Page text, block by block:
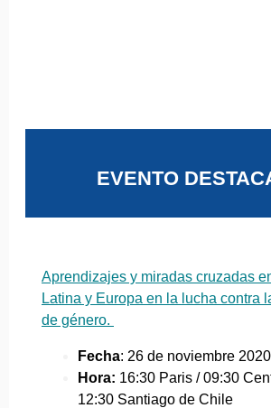
EVENTO
Aprendizajes y miradas cruzadas
Latina y Europa en la lucha contra
de género.
Fecha: 26 de noviembre 2020
Hora: 16:30 Paris / 09:30
12:30 Santiago de Chile